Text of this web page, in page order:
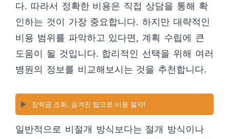
다. 따라서 정확한 비용은 직접 상담을 통해 확
인하는 것이 가장 중요합니다. 하지만 대략적인
비용 범위를 파악하고 있다면, 계획 수립에 큰
도움이 될 것입니다. 합리적인 선택을 위해 여러
병원의 정보를 비교해보시는 것을 추천합니다.
▶️ 장학금 조회, 숨겨진 팁으로 비용 절약!
일반적으로 비절개 방식보다는 절개 방식이나